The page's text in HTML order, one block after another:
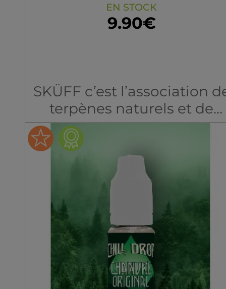
EN STOCK
9.90€
SKÜFF c’est l’association
terpènes naturels et de
cannabinoïdes "FULL
PGVG 50/50 pour un
assemblage parfait et un
goût inégalable.